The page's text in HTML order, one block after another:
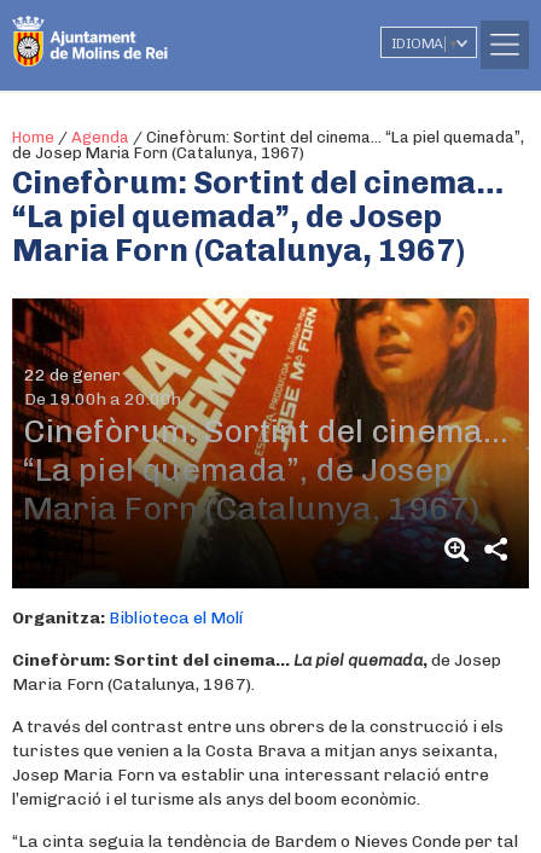
IDIOMA ▼
Home / Agenda / Cinefòrum: Sortint del cinema… “La piel quemada”,
de Josep Maria Forn (Catalunya, 1967)
Cinefòrum: Sortint del cinema…
“La piel quemada”, de Josep
Maria Forn (Catalunya, 1967)
22 de gener
De 19.00h a 20.00h
Cinefòrum: Sortint del cinema…
“La piel quemada”, de Josep
Maria Forn (Catalunya, 1967)
Organitza: Biblioteca el Molí
Cinefòrum: Sortint del cinema…La piel quemada,de Josep
Maria Forn (Catalunya, 1967).
A través del contrast entre uns obrers de la construcció i els
turistes que venien a la Costa Brava a mitjan anys seixanta,
Josep Maria Forn va establir una interessant relació entre
l’emigració i el turisme als anys del boom econòmic.
“La cinta seguia la tendència de Bardem o Nieves Conde per tal